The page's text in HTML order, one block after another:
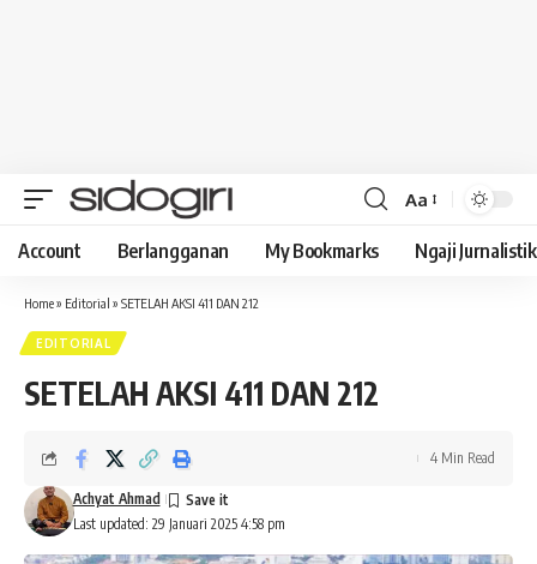
Font
Resizer
Aa
Account Berlangganan My Bookmarks Ngaji Jurnalistik
Home» Editorial » SETELAH AKSI 411 DAN 212
EDITORIAL
SETELAH AKSI 411 DAN 212
Last updated: 29 Januari 2025 4:58 pm
Achyat Ahmad
4 Min Read